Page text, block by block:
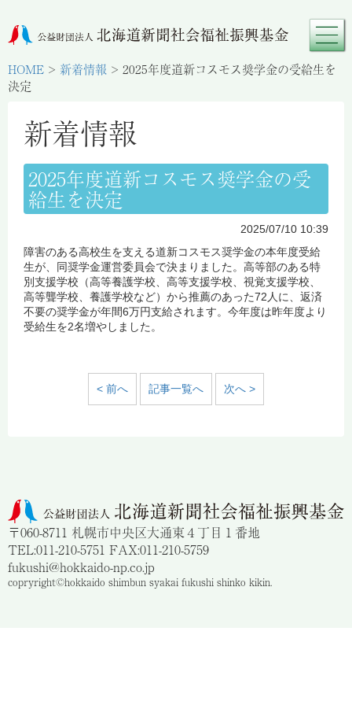
HOME > 新着情報 > 2025年度道新コスモス奨学金の受給生を
決定
新着情報
2025年度道新コスモス奨学金の受
給生を決定
2025/07/10 10:39
障害のある高校生を支える道新コスモス奨学金の本年度受給
生が、同奨学金運営委員会で決まりました。高等部のある特
別支援学校（高等養護学校、高等支援学校、視覚支援学校、
高等聾学校、養護学校など）から推薦のあった72人に、返済
不要の奨学金が年間6万円支給されます。今年度は昨年度より
受給生を2名増やしました。
< 前へ 記事一覧へ 次へ >
〒060-8711 札幌市中央区大通東４丁目１番地
TEL:011-210-5751 FAX:011-210-5759
fukushi@hokkaido-np.co.jp
copryright©hokkaido shimbun syakai fukushi shinko kikin.